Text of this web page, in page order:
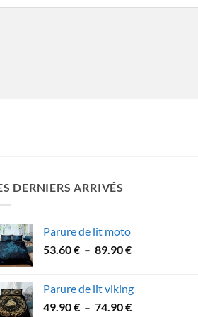
DERNIERS ARRIVÉS
Parure de lit moto
53.60€ – 89.90€Plage
53.60 €
à
Parure de lit viking
49.90€ – 74.90€Plage